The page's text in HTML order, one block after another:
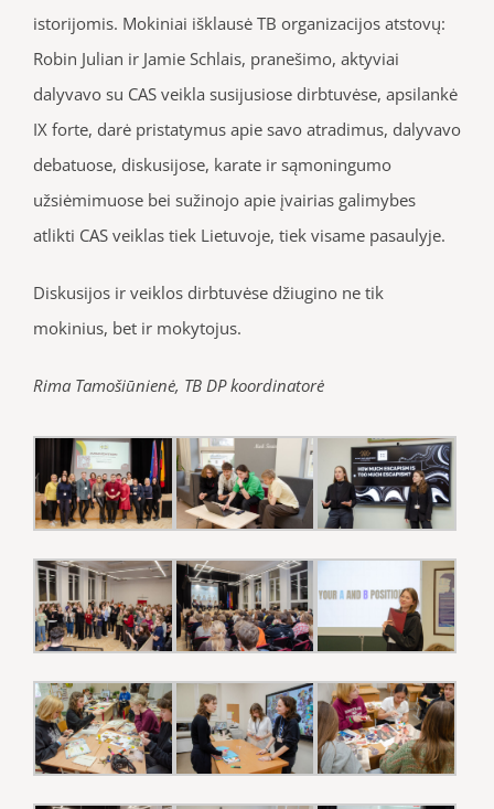
istorijomis. Mokiniai išklausė TB organizacijos atstovų:
Robin Julian ir Jamie Schlais, pranešimo, aktyviai
dalyvavo su CAS veikla susijusiose dirbtuvėse, apsilankė
IX forte, darė pristatymus apie savo atradimus, dalyvavo
debatuose, diskusijose, karate ir sąmoningumo
užsiėmimuose bei sužinojo apie įvairias galimybes
atlikti CAS veiklas tiek Lietuvoje, tiek visame pasaulyje.
Diskusijos ir veiklos dirbtuvėse džiugino ne tik
mokinius, bet ir mokytojus.
Rima Tamošiūnienė, TB DP koordinatorė